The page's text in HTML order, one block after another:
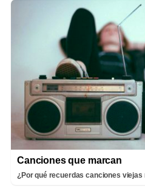
Canciones que marcan
¿Por qué recuerdas canciones viejas